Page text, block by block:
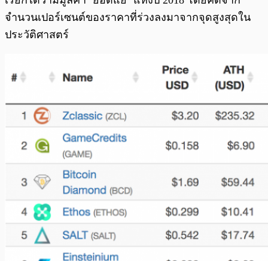
จำนวนเปอร์เซนต์ของราคาที่ร่วงลงมาจากจุดสูงสุดใน
ประวัติศาสตร์